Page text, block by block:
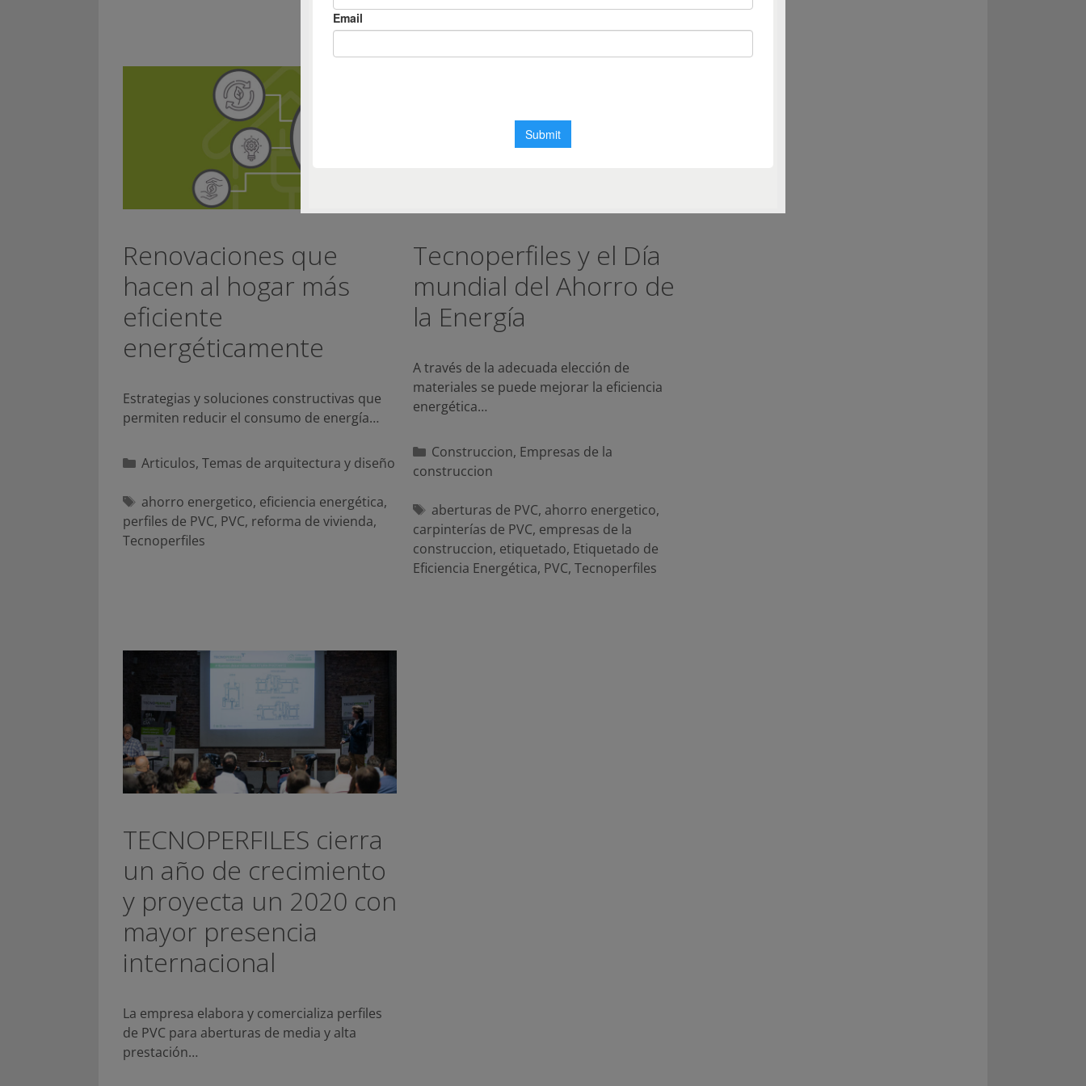
Renovaciones que
hacen al hogar más
eficiente
energéticamente
Estrategias y soluciones constructivas que
permiten reducir el consumo de energía…
Categorías
Articulos, Temas de arquitectura y diseño
Etiquetas
ahorro energetico, eficiencia energética,
perfiles de PVC, PVC, reforma de vivienda,
Tecnoperfiles
Tecnoperfiles y el Día
mundial del Ahorro de
la Energía
A través de la adecuada elección de
materiales se puede mejorar la eficiencia
energética…
Categorías
Construccion, Empresas de la
construccion
Etiquetas
aberturas de PVC, ahorro energetico,
carpinterías de PVC, empresas de la
construccion, etiquetado, Etiquetado de
Eficiencia Energética, PVC, Tecnoperfiles
TECNOPERFILES cierra
un año de crecimiento
y proyecta un 2020 con
mayor presencia
internacional
La empresa elabora y comercializa perfiles
de PVC para aberturas de media y alta
prestación…